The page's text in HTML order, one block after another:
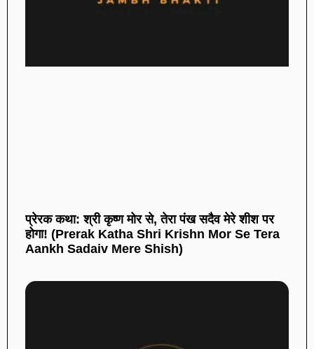
प्रेरक कथा: श्री कृष्ण मोर से, तेरा पंख सदैव मेरे शीश पर
होगा! (Prerak Katha Shri Krishn Mor Se Tera
Aankh Sadaiv Mere Shish)